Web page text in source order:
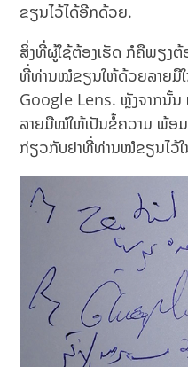
ຂຽນໄວ້ໄດ້ອີກດ້ວຍ.
ສິ່ງທີ່ຜູ້ໃຊ້ຕ້ອງເຮັດ ກໍຄືພຽງຕ້
ທີ່ທ່ານໝໍຂຽນໃຫ້ດ້ວຍລາຍມືໃ
Google Lens. ຫຼັງຈາກນັ້ນ
ລາຍມືໝໍໃຫ້ເປັນຂໍ້ຄວາມ ພ້ອ
ກ່ຽວກັບຢາທີ່ທ່ານໝໍຂຽນໄວ້